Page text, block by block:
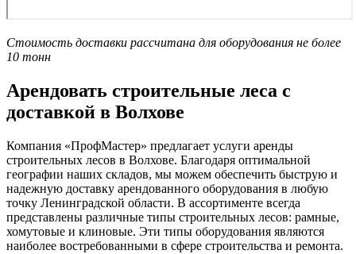
Стоимость доставки рассчитана для оборудования не более
10 тонн
Арендовать строительные леса с
доставкой в Волхове
Компания «ПрофМастер» предлагает услуги аренды
строительных лесов в Волхове. Благодаря оптимальной
географии наших складов, мы можем обеспечить быструю и
надежную доставку арендованного оборудования в любую
точку Ленинградской области. В ассортименте всегда
представлены различные типы строительных лесов: рамные,
хомутовые и клиновые. Эти типы оборудования являются
наиболее востребованными в сфере строительства и ремонта.